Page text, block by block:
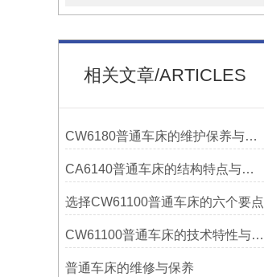
相关文章/ARTICLES
CW6180普通车床的维护保养与延长使用寿命技巧说明
CA6140普通车床的结构特点与工作原理解析
选择CW61100普通车床的六个要点
CW61100普通车床的技术特性与操作优势
普通车床的维修与保养